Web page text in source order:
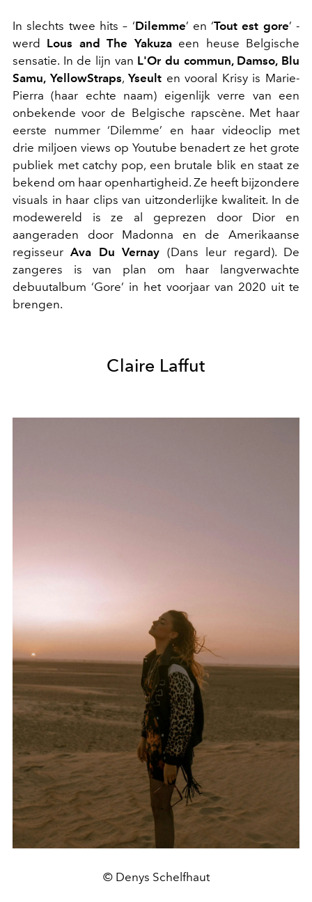
In slechts twee hits – ‘Dilemme’ en ‘Tout est gore’ -
werd Lous and The Yakuzaeen heuse Belgische
sensatie. In de lijn van L'Or du commun, Damso, Blu
Samu, YellowStraps,Yseult en vooral Krisy is Marie-
Pierra (haar echte naam) eigenlijk verre van een
onbekende voor de Belgische rapscène. Met haar
eerste nummer ‘Dilemme’ en haar videoclip met
drie miljoen views op Youtube benadert ze het grote
publiek met catchy pop, een brutale blik en staat ze
bekend om haar openhartigheid. Ze heeft bijzondere
visuals in haar clips van uitzonderlijke kwaliteit. In de
modewereld is ze al geprezen door Dior en
aangeraden door Madonna en de Amerikaanse
regisseurAva Du Vernay (Dans leur regard). De
zangeres is van plan om haar langverwachte
debuutalbum ‘Gore’ in het voorjaar van 2020 uit te
brengen.
Claire Laffut
© Denys Schelfhaut